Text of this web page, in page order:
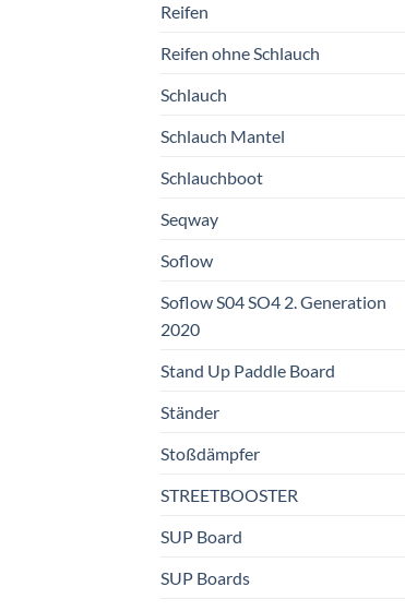
Reifen
Reifen ohne Schlauch
Schlauch
Schlauch Mantel
Schlauchboot
Seqway
Soflow
Soflow S04 SO4 2. Generation
2020
Stand Up Paddle Board
Ständer
Stoßdämpfer
STREETBOOSTER
SUP Board
SUP Boards